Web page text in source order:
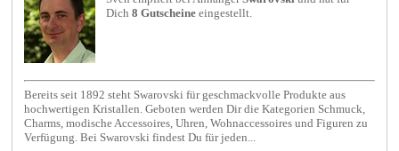
Dich8 Gutscheine eingestellt.
Bereits seit 1892 steht Swarovski für geschmackvolle Produkte aus
hochwertigen Kristallen. Geboten werden Dir die Kategorien Schmuck,
Charms, modische Accessoires, Uhren, Wohnaccessoires und Figuren zu
Verfügung. Bei Swarovski findest Du für jeden...